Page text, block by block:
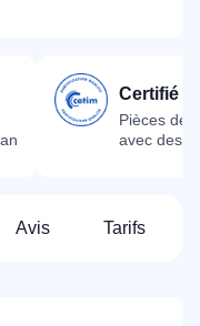
Certifié
Pièces
avec des
Avis Tarifs